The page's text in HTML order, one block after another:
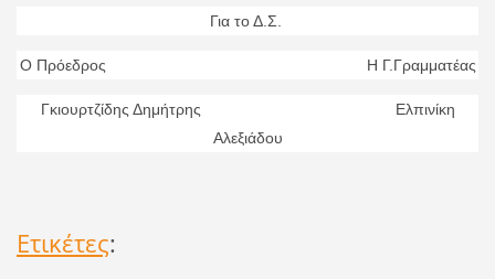
Για το Δ.Σ.
Ο Πρόεδρος Η Γ.Γραμματέας
Γκιουρτζίδης Δημήτρης Ελπινίκη
Αλεξιάδου
Ετικέτες: